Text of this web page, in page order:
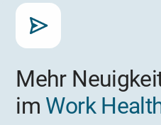
Mehr
im Work